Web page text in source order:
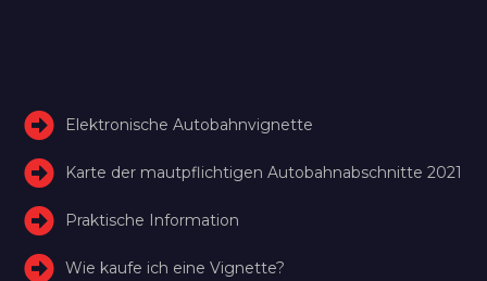
Elektronische Autobahnvignette
Karte der mautpflichtigen Autobahnabschnitte 2021
Praktische Information
Wie kaufe ich eine Vignette?